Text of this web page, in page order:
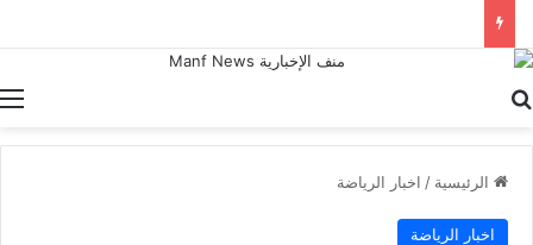
الرئيسية / اخبار الرياضة
اخبار الرياضة